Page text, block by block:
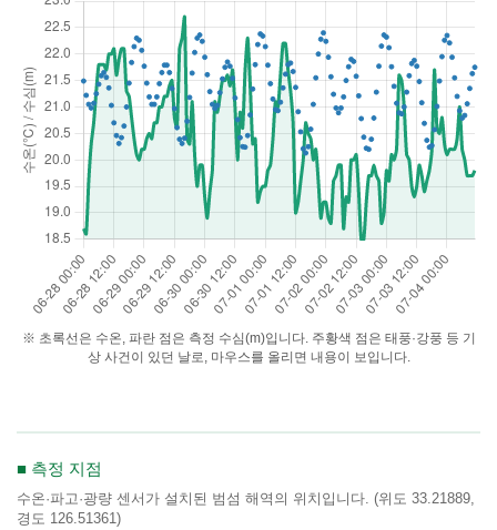
※ 초록선은 수온, 파란 점은 측정 수심(m)입니다. 주황색 점은 태풍·강풍 등 기
상 사건이 있던 날로, 마우스를 올리면 내용이 보입니다.
■ 측정 지점
수온·파고·광량 센서가 설치된 범섬 해역의 위치입니다. (위도 33.21889,
경도 126.51361)